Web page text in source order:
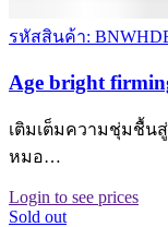
รหัสสินค้า:
Age bright
เติมเต็มความชุ่มชื้น
หมอ…
Login to see prices
Sold out